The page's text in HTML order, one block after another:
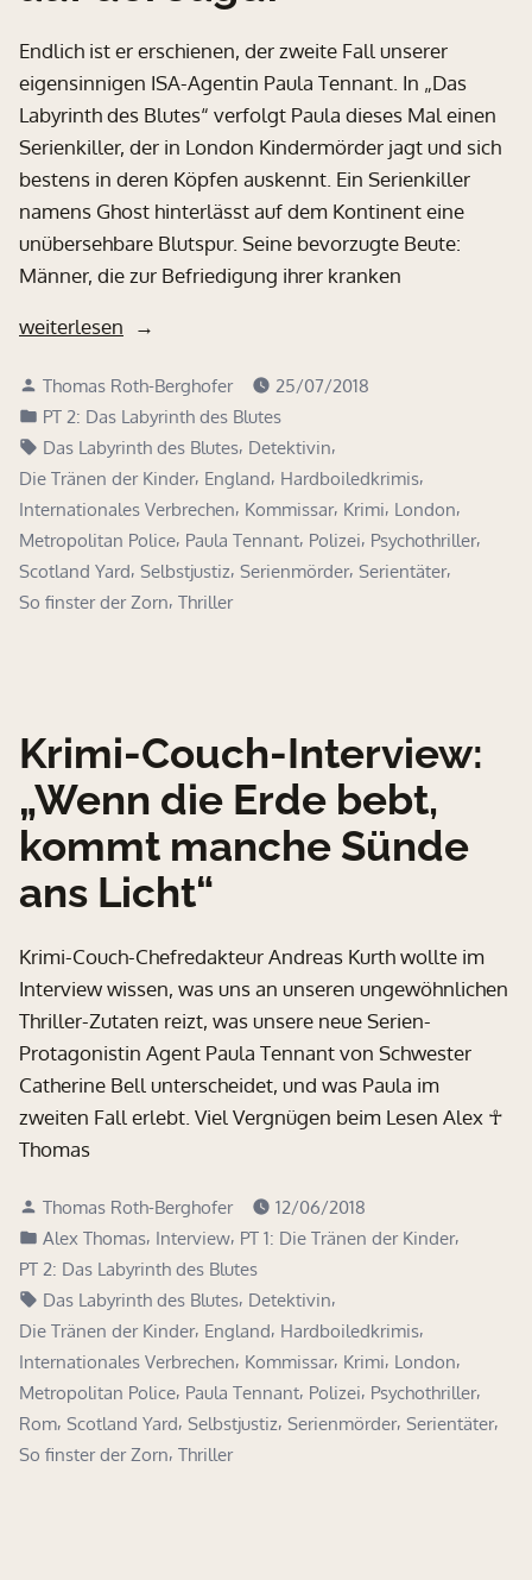
Endlich ist er erschienen, der zweite Fall unserer
eigensinnigen ISA-Agentin Paula Tennant. In „Das
Labyrinth des Blutes“ verfolgt Paula dieses Mal einen
Serienkiller, der in London Kindermörder jagt und sich
bestens in deren Köpfen auskennt. Ein Serienkiller
namens Ghost hinterlässt auf dem Kontinent eine
unübersehbare Blutspur. Seine bevorzugte Beute:
Männer, die zur Befriedigung ihrer kranken
„Paula
ist
wieder
auf
der
Jagd!“
weiterlesen
Verfasst
von
Thomas Roth-Berghofer
25/07/2018
Veröffentlicht
in
PT 2: Das Labyrinth des Blutes
Schlagwörter:
Das Labyrinth des Blutes, Detektivin,
Die Tränen der Kinder, England, Hardboiledkrimis,
Internationales Verbrechen, Kommissar, Krimi, London,
Metropolitan Police, Paula Tennant, Polizei, Psychothriller,
Scotland Yard, Selbstjustiz, Serienmörder, Serientäter,
So finster der Zorn, Thriller
Krimi-Couch-Interview:
„Wenn die Erde bebt,
kommt manche Sünde
ans Licht“
Krimi-Couch-Chefredakteur Andreas Kurth wollte im
Interview wissen, was uns an unseren ungewöhnlichen
Thriller-Zutaten reizt, was unsere neue Serien-
Protagonistin Agent Paula Tennant von Schwester
Catherine Bell unterscheidet, und was Paula im
zweiten Fall erlebt. Viel Vergnügen beim Lesen Alex ☥
Thomas
Verfasst
von
Thomas Roth-Berghofer
12/06/2018
Veröffentlicht
in
Alex Thomas, Interview, PT 1: Die Tränen der Kinder,
PT 2: Das Labyrinth des Blutes
Schlagwörter:
Das Labyrinth des Blutes, Detektivin,
Die Tränen der Kinder, England, Hardboiledkrimis,
Internationales Verbrechen, Kommissar, Krimi, London,
Metropolitan Police, Paula Tennant, Polizei, Psychothriller,
Rom, Scotland Yard, Selbstjustiz, Serienmörder, Serientäter,
So finster der Zorn, Thriller